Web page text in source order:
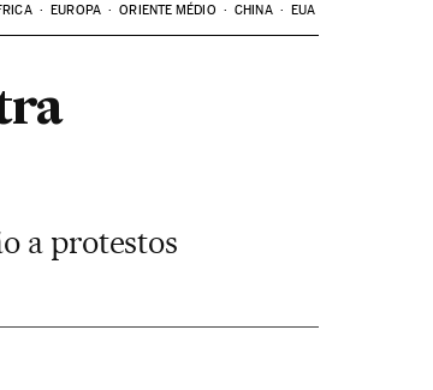
EUROPA ORIENTE MÉDIO CHINA EUA
a protestos